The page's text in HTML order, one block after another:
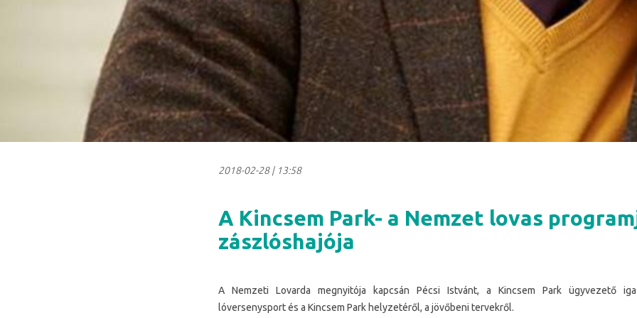
2018-02-28| 13:58
A Kincsem Park- a Nemzet lovas
zászlóshajója
A Nemzeti Lovarda megnyitója kapcsán Pécsi Istvánt, a Kincsem Park ügyvezető
lóversenysport és a Kincsem Park helyzetéről, a jövőbeni tervekről.